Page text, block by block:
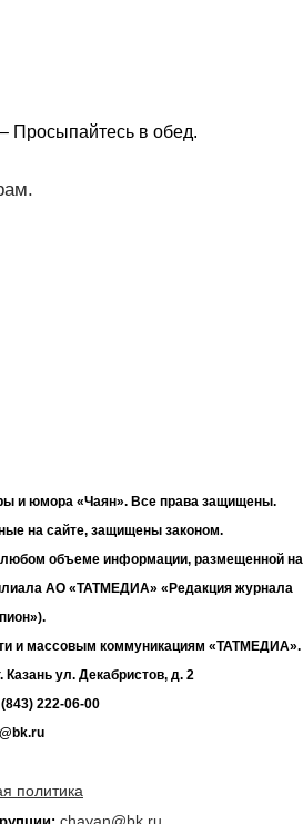
Просыпайтесь в обед.
и юмора «Чаян». Все права защищены.
на сайте, защищены законом.
любом объеме информации, размещенной на
АО «ТАТМЕДИА» «Редакция журнала
и массовым коммуникациям «ТАТМЕДИА».
Казань ул. Декабристов, д. 2
222-06-00
политика
chayan@bk.ru